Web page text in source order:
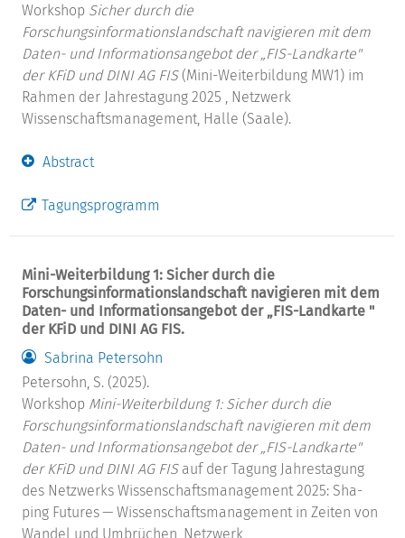
Workshop Sicher durch die
Forschungsinformationslandschaft navigieren mit dem
Daten- und Informationsangebot der „FIS-Landkarte"
der KFiD und DINI AG FIS (Mini-Weiterbildung MW1) im
Rahmen der Jahrestagung 2025 , Netzwerk
Wissenschaftsmanagement, Halle (Saale).
Abstract
Tagungsprogramm
Mini-Weiterbildung 1: Sicher durch die
Forschungsinformationslandschaft navigieren mit dem
Daten- und Informationsangebot der „FIS-Landkarte "
der KFiD und DINI AG FIS.
Sabrina Petersohn
Petersohn, S. (2025).
Workshop Mini-Weiterbildung 1: Sicher durch die
Forschungsinformationslandschaft navigieren mit dem
Daten- und Informationsangebot der „FIS-Landkarte"
der KFiD und DINI AG FISauf der Tagung Jahrestagung
des Netzwerks Wissenschaftsmanagement 2025: Sha­
ping Futures — Wis­sen­schafts­ma­nage­ment in Zei­ten von
Wan­del und Umbrüchen, Netzwerk